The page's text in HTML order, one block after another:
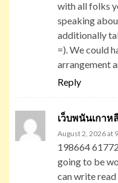
with all folks
speaking
additionally
=). We could
arrangement
Reply
เว็บพนันเกาห
August 2, 2026 at
198664
going to be
can write